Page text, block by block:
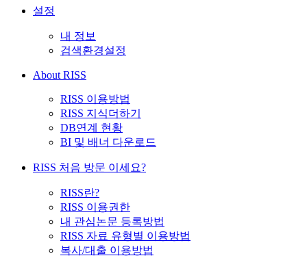
설정
내 정보
검색환경설정
About RISS
RISS 이용방법
RISS 지식더하기
DB연계 현황
BI 및 배너 다운로드
RISS 처음 방문 이세요?
RISS란?
RISS 이용권한
내 관심논문 등록방법
RISS 자료 유형별 이용방법
복사/대출 이용방법